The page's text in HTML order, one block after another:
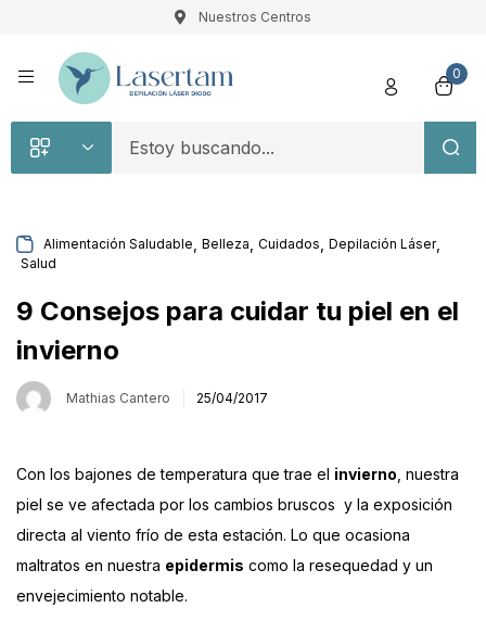
Nuestros Centros
0
Alimentación Saludable Belleza Cuidados Depilación Láser,
Salud
9 Consejos para cuidar tu piel en el
invierno
Mathias Cantero 25/04/2017
Con los bajones de temperatura que trae el invierno , nuestra
piel se ve afectada por los cambios bruscos y la exposición
directa al viento frío de esta estación. Lo que ocasiona
maltratos en nuestra epidermis como la resequedad y un
envejecimiento notable.
Registro
¿Crear una cuenta?